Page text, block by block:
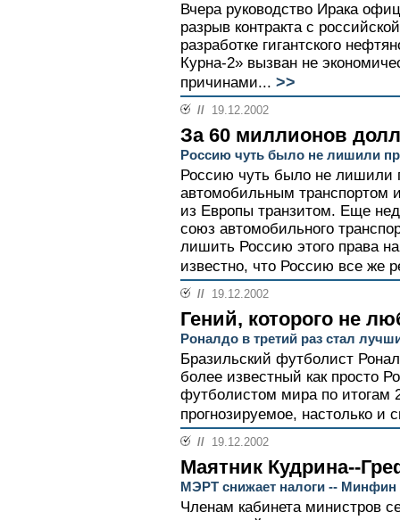
Вчера руководство Ирака
разрыв контракта с
разработке гигантского
Курна-2» вызван не
причинами... >>
// 19.12.2002
За 60 миллионов
Россию чуть было не лишили
Россию чуть было не лишили
автомобильным транспортом
из Европы транзитом. Еще
союз автомобильного
лишить Россию этого права
известно, что Россию все же
// 19.12.2002
Гений, которого не
Роналдо в третий раз стал
Бразильский футболист
более известный как просто
футболистом мира по итогам
прогнозируемое, настолько и
// 19.12.2002
Маятник Кудрина--
МЭРТ снижает налоги --
Членам кабинета министров